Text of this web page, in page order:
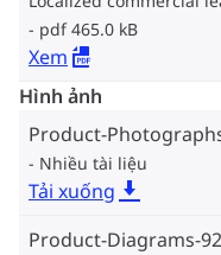
pdf 465.0 kB
Xem
Hình ảnh
Product-
Nhiều tài liệu
Tải xuống
Product-Diagrams-